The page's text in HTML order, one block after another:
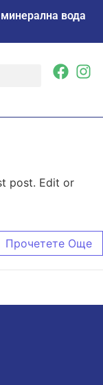
вода
post. Edit or
Прочетете Още